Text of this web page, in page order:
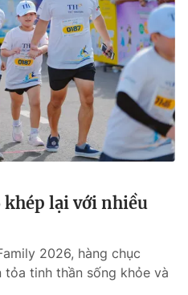
khép lại với nhiều
2026, hàng chục
tinh thần sống khỏe và